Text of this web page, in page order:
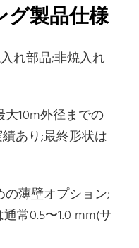
グ製品仕様
れ部品;非焼入れ
大10m外径までの
あり;最終形状は
薄壁オプション;
常0.5〜1.0 mm(サ